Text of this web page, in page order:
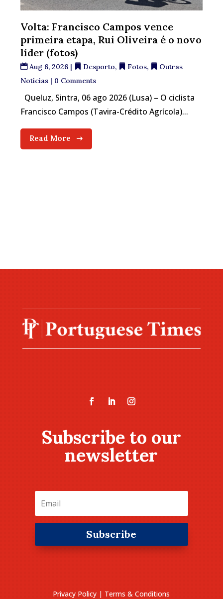
Volta: Francisco Campos vence
primeira etapa, Rui Oliveira é o novo
líder (fotos)
Aug 6, 2026 | Desporto, Fotos,
Outras
Notícias | 0 Comments
Queluz, Sintra, 06 ago 2026 (Lusa) – O ciclista
Francisco Campos (Tavira-Crédito Agrícola)...
Read More
Subscribe to our
newsletter
Subscribe
Privacy Policy | Terms & Conditions